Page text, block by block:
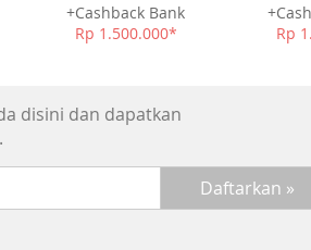
+Cashback Bank
Rp 1.500.000*
Rp
disini dan dapatkan